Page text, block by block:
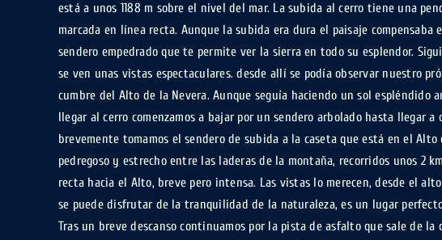
está a unos 1188 m sobre el nivel del mar. La subida al cerro tiene una
marcada en línea recta. Aunque la subida era dura el paisaje
sendero empedrado que te permite ver la sierra en todo su esplendor.
se ven unas vistas espectaculares. desde allí se podía observar nuestro
cumbre del Alto de la Nevera. Aunque seguía haciendo un sol espléndido
llegar al cerro comenzamos a bajar por un sendero arbolado hasta llegar
brevemente tomamos el sendero de subida a la caseta que está en el
pedregoso y estrecho entre las laderas de la montaña, recorridos unos 2
recta hacia el Alto, breve pero intensa. Las vistas lo merecen, desde el
se puede disfrutar de la tranquilidad de la naturaleza, es un lugar
Tras un breve descanso continuamos por la pista de asfalto que sale de